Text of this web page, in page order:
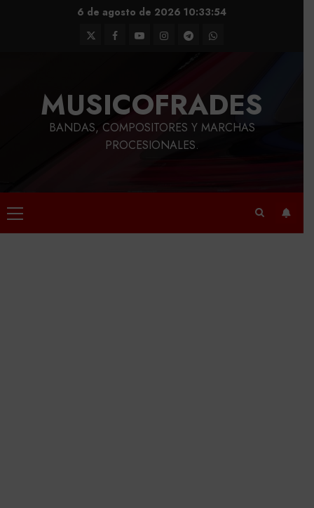
6 de agosto de 2026 10:33:55
TwitterFacebook
YoutubeInstagram
TelegramWhatsApp
MUSICOFRADES
BANDAS, COMPOSITORES Y MARCHAS
PROCESIONALES.
Menú
principal